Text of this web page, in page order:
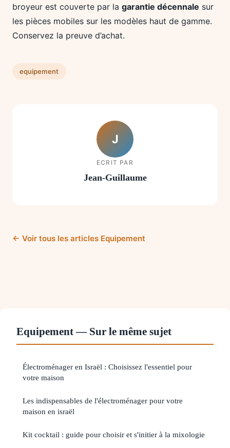
broyeur est couverte par la garantie décennale sur
les pièces mobiles sur les modèles haut de gamme.
Conservez la preuve d’achat.
equipement
J
ECRIT PAR
Jean-Guillaume
← Voir tous les articles Equipement
Equipement — Sur le même sujet
Électroménager en Israël : Choisissez l'essentiel pour
votre maison
Les indispensables de l'électroménager pour votre
maison en israël
Kit cocktail : guide pour choisir et s'initier à la mixologie